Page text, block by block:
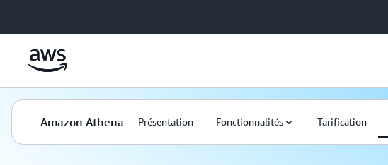
Amazon Athena Présentation Fonctionnalités Tarification